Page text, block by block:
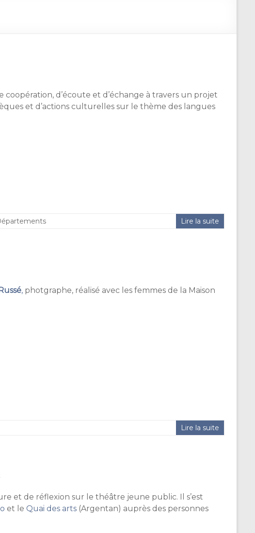
coopération, d’écoute et d’échange à travers un projet
et d’actions culturelles sur le thème des langues
Lire la suite
, photgraphe, réalisé avec les femmes de la Maison
Lire la suite
et de réflexion sur le théâtre jeune public. Il s’est
et le Quai des arts (Argentan) auprès des personnes